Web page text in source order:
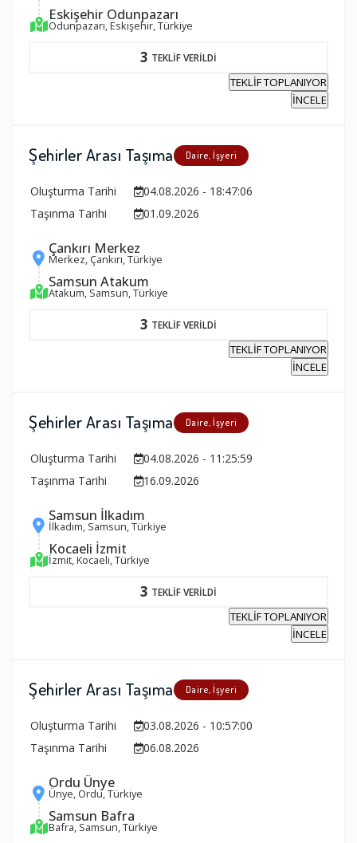
Eskişehir Odunpazarı
Odunpazarı, Eskişehir, Türkiye
3 TEKLİF VERİLDİ
TEKLİF TOPLANIYOR
İNCELE
Şehirler Arası Taşıma Daire, İşyeri
Oluşturma Tarihi
04.08.2026 - 18:47:06
Taşınma Tarihi
01.09.2026
Çankırı Merkez
Merkez, Çankırı, Türkiye
Samsun Atakum
Atakum, Samsun, Türkiye
3 TEKLİF VERİLDİ
TEKLİF TOPLANIYOR
İNCELE
Şehirler Arası Taşıma Daire, İşyeri
Oluşturma Tarihi
04.08.2026 - 11:25:59
Taşınma Tarihi
16.09.2026
Samsun İlkadım
İlkadım, Samsun, Türkiye
Kocaeli İzmit
İzmit, Kocaeli, Türkiye
3 TEKLİF VERİLDİ
TEKLİF TOPLANIYOR
İNCELE
Şehirler Arası Taşıma Daire, İşyeri
Oluşturma Tarihi
03.08.2026 - 10:57:00
Taşınma Tarihi
06.08.2026
Ordu Ünye
Ünye, Ordu, Türkiye
Samsun Bafra
Bafra, Samsun, Türkiye